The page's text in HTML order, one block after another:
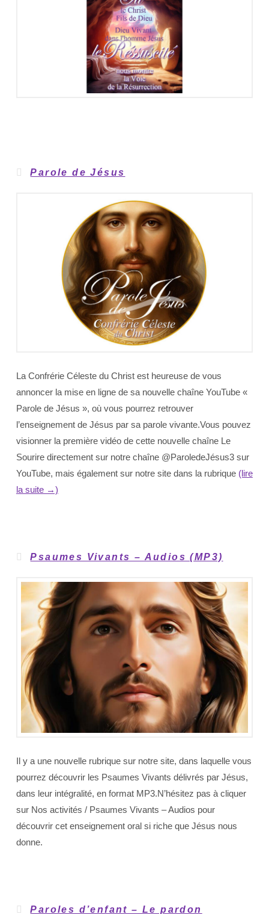
Parole de Jésus
La Confrérie Céleste du Christ est heureuse de vous
annoncer la mise en ligne de sa nouvelle chaîne YouTube «
Parole de Jésus », où vous pourrez retrouver
l’enseignement de Jésus par sa parole vivante.Vous pouvez
visionner la première vidéo de cette nouvelle chaîne Le
Sourire directement sur notre chaîne @ParoledeJésus3 sur
YouTube, mais également sur notre site dans la rubrique (lire
la suite →)
Psaumes Vivants – Audios (MP3)
Il y a une nouvelle rubrique sur notre site, dans laquelle vous
pourrez découvrir les Psaumes Vivants délivrés par Jésus,
dans leur intégralité, en format MP3.N’hésitez pas à cliquer
sur Nos activités / Psaumes Vivants – Audios pour
découvrir cet enseignement oral si riche que Jésus nous
donne.
Paroles d’enfant – Le pardon